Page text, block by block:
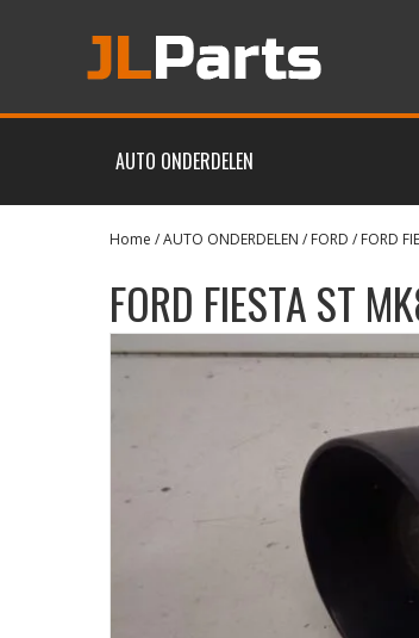
AUTO ONDERDELEN
Home /AUTO ONDERDELEN / FORD / FORD
FORD FIESTA ST